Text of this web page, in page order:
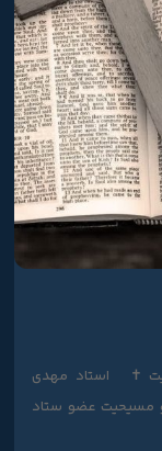
✝️ استاد مهدی
مسیحیت عضو ستاد